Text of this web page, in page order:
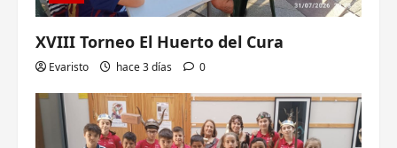
XVIII Torneo El Huerto del Cura
Evaristo hace 3 días 0